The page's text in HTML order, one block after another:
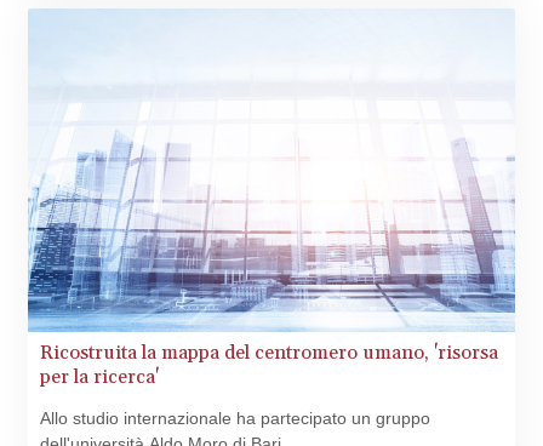
Ricostruita la mappa del centromero umano, 'risorsa
per la ricerca'
Allo studio internazionale ha partecipato un gruppo